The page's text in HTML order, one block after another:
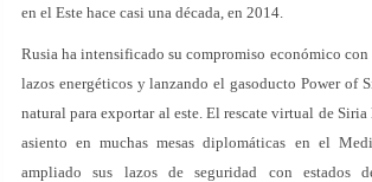
en el Este hace casi una década, en 2014.
Rusia ha intensificado su compromiso económico
lazos energéticos y lanzando el gasoducto Power of
natural para exportar al este. El rescate virtual de Siria
asiento en muchas mesas diplomáticas en el
ampliado sus lazos de seguridad con estados